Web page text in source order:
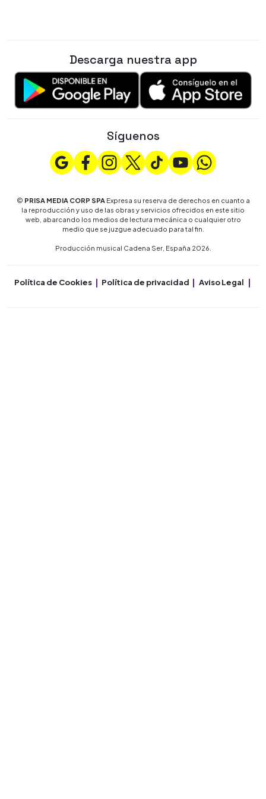
Descarga nuestra app
Síguenos
© PRISA MEDIA CORP SPAExpresa su reserva de derechos en cuanto a
la reproducción y uso de las obras y servicios ofrecidos en este sitio
web, abarcando los medios de lectura mecánica o cualquier otro
medio que se juzgue adecuado para tal fin.
Producción musical Cadena Ser, España 2026.
Política de Cookies Política de privacidad Aviso Legal